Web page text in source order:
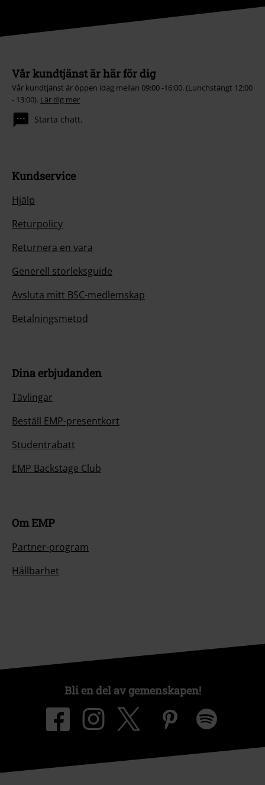
Vår kundtjänst är här för dig
Vår kundtjänst är öppen idag mellan 09:00 -16:00. (Lunchstängt 12:00
- 13:00). Lär dig mer
Starta chatt.
Kundservice
Hjälp
Returpolicy
Returnera en vara
Generell storleksguide
Avsluta mitt BSC-medlemskap
Betalningsmetod
Dina erbjudanden
Tävlingar
Beställ EMP-presentkort
Studentrabatt
EMP Backstage Club
Om EMP
Partner-program
Hållbarhet
Bli en del av gemenskapen!